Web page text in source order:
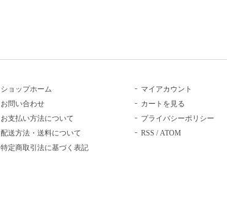
ショップホーム
お問い合わせ
お支払い方法について
配送方法・送料について
特定商取引法に基づく表記
マイアカウント
カートを見る
プライバシーポリシー
RSS /ATOM